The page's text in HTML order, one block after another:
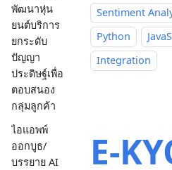
พัฒนาหุ่น
ยนต์บริการ
ยกระดับ
ปัญญา
ประดิษฐ์เพื่อ
ตอบสนอง
กลุ่มลูกค้า
ไอแอพพ์
ออกบูธ/
บรรยาย AI
Sentiment
Python
Integration
E-